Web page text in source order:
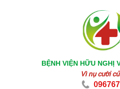
BỆNH VIỆN HỮU NGHỊ
Vì nụ cười